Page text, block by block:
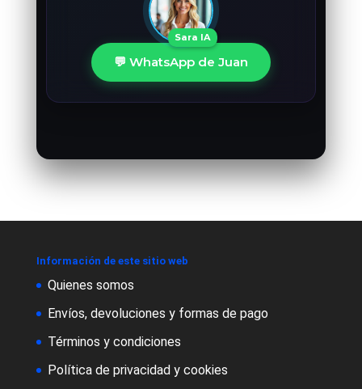
Sara IA
💬 WhatsApp de Juan
Información de este sitio web
Quienes somos
Envíos, devoluciones y formas de pago
Términos y condiciones
Política de privacidad y cookies